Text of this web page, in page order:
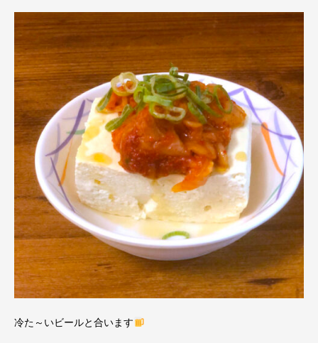
冷た～いビールと合います